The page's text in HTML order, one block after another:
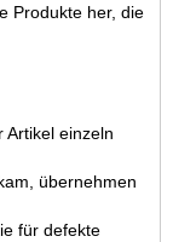
Produkte her, die
Artikel einzeln
übernehmen
für defekte